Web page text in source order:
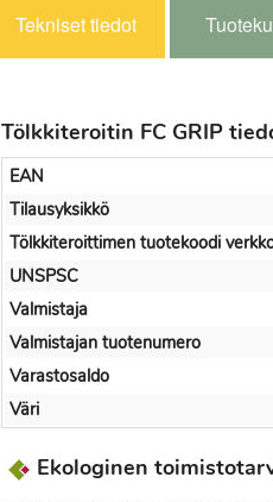
Tekniset tiedot
Tölkkiteroitin FC GRIP
EAN
Tilausyksikkö
Tölkkiteroittimen tuotekoodi
UNSPSC
Valmistaja
Valmistajan tuotenumero
Varastosaldo
Väri
Ekologinen